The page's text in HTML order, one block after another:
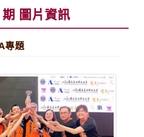
圖片資訊
專題